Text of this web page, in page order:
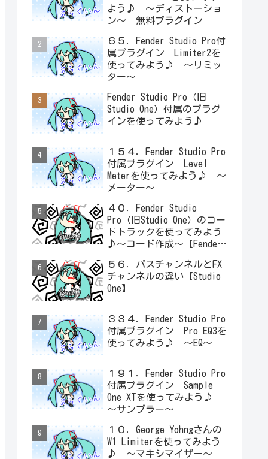
よう♪ ～ディストーショ
ン～ 無料プラグイン
６５．Fender Studio Pro付
属プラグイン Limiter2を
使ってみよう♪ ～リミッ
ター～
Fender Studio Pro（旧
Studio One）付属のプラグ
インを使ってみよう♪
１５４．Fender Studio Pro
付属プラグイン Level
Meterを使ってみよう♪ ～
メーター～
４０．Fender Studio
Pro（旧Studio One）のコー
ドトラックを使ってみよう
♪～コード作成～【Fender
５６．バスチャンネルとFX
チャンネルの違い【Studio
One】
３３４．Fender Studio Pro
付属プラグイン Pro EQ3を
使ってみよう♪ ～EQ～
１９１．Fender Studio Pro
付属プラグイン Sample
One XTを使ってみよう♪
～サンプラー～
１０．George Yohngさんの
W1 Limiterを使ってみよう
♪ ～マキシマイザー～